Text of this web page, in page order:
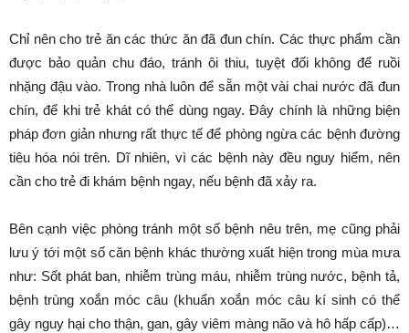
Chỉ nên cho trẻ ăn các thức ăn đã đun chín. Các thực phẩm cần
được bảo quản chu đáo, tránh ôi thiu, tuyệt đối không để ruồi
nhặng đậu vào. Trong nhà luôn để sẵn một vài chai nước đã đun
chín, để khi trẻ khát có thể dùng ngay. Đây chính là những biện
pháp đơn giản nhưng rất thực tế để phòng ngừa các bệnh đường
tiêu hóa nói trên. Dĩ nhiên, vì các bệnh này đều nguy hiểm, nên
cần cho trẻ đi khám bệnh ngay, nếu bệnh đã xảy ra.
Bên cạnh việc phòng tránh một số bệnh nêu trên, mẹ cũng phải
lưu ý tới một số căn bệnh khác thường xuất hiện trong mùa mưa
như: Sốt phát ban, nhiễm trùng máu, nhiễm trùng nước, bệnh tả,
bệnh trùng xoắn móc câu (khuẩn xoắn móc câu kí sinh có thể
gây nguy hại cho thận, gan, gây viêm màng não và hô hấp cấp)…